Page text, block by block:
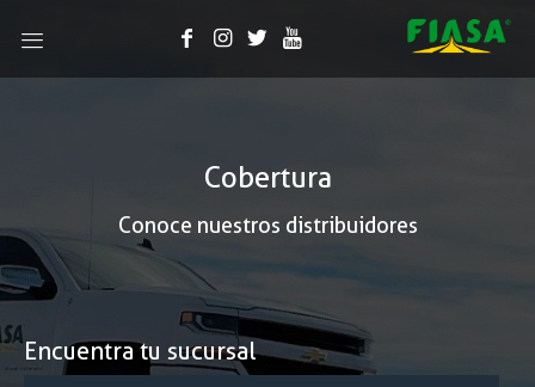
Cobertura
Conoce nuestros distribuidores
Encuentra tu sucursal